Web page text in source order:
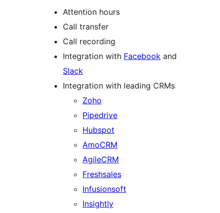
Attention hours
Call transfer
Call recording
Integration with Facebook and
Slack
Integration with leading CRMs
Zoho
Pipedrive
Hubspot
AmoCRM
AgileCRM
Freshsales
Infusionsoft
Insightly